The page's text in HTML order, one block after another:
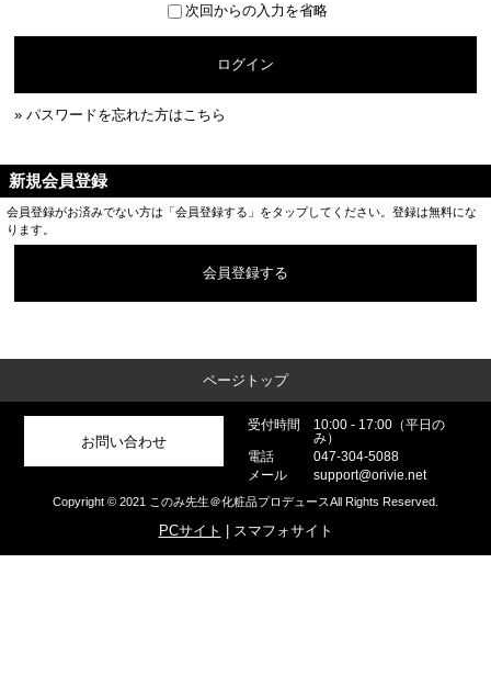
次回からの入力を省略
ログイン
» パスワードを忘れた方はこちら
新規会員登録
会員登録がお済みでない方は「会員登録する」をタップしてください。登録は無料にな
ります。
会員登録する
ページトップ
お問い合わせ
受付時間
10:00 - 17:00（平日の
み）
電話
047-304-5088
メール
support@orivie.net
Copyright © 2021 このみ先生＠化粧品プロデュースAll Rights Reserved.
PCサイト | スマフォサイト